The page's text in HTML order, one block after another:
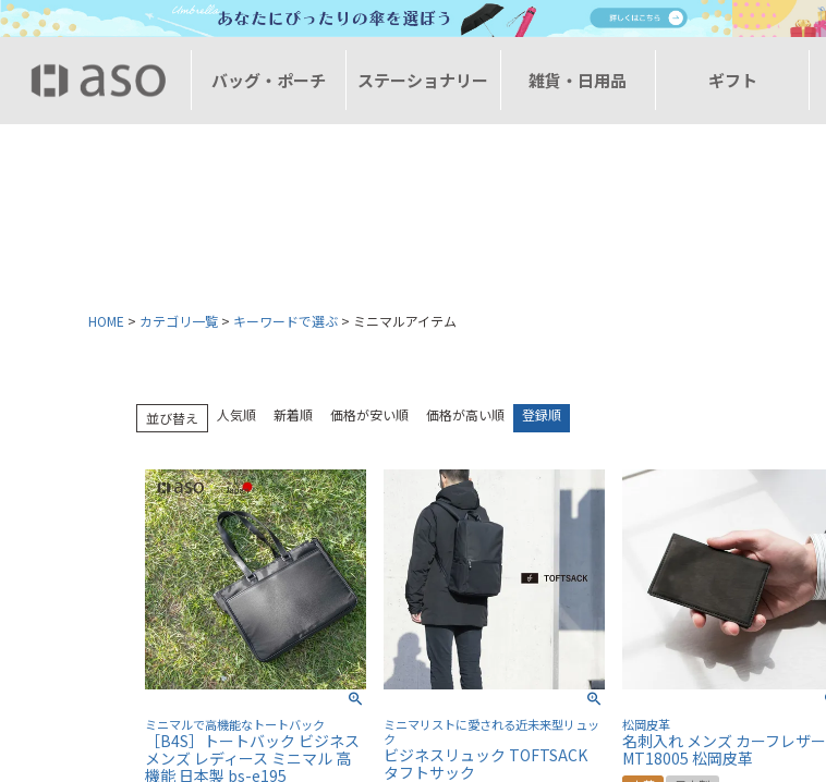
バッグ・ポーチ ステーショナリー 雑貨・日用品 ギフト
HOME カテゴリ一覧 キーワードで選ぶ ミニマルアイテム
並び替え 人気順 新着順 価格が安い順 価格が高い順 登録順
ミニマルで高機能なトートバック
［B4S］トートバック ビジネス
メンズ レディース ミニマル 高
機能 日本製 bs-e195
ミニマリストに愛される近未来型リュッ
ク
ビジネスリュック TOFTSACK
タフトサック
松岡皮革
名刺入れ メンズ カーフレザー
MT18005 松岡皮革